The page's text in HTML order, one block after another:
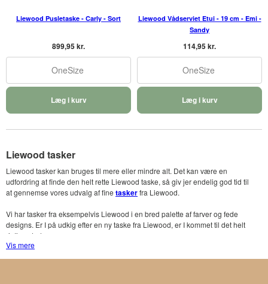
Liewood Pusletaske - Carly - Sort
899,95 kr.
OneSize
Læg i kurv
Liewood Vådserviet Etui - 19 cm - Emi -
Sandy
114,95 kr.
OneSize
Læg i kurv
Liewood tasker
Liewood tasker kan bruges til mere eller mindre alt. Det kan være en
udfordring at finde den helt rette Liewood taske, så giv jer endelig god tid til
at gennemse vores udvalg af fine taskerfra Liewood.
Vi har tasker fra eksempelvis Liewood i en bred palette af farver og fede
designs. Er I på udkig efter en ny taske fra Liewood, er I kommet til det helt
rigtige sted.
Lækkert udvalg af tasker fra f.eks. Liewood
Vis mere